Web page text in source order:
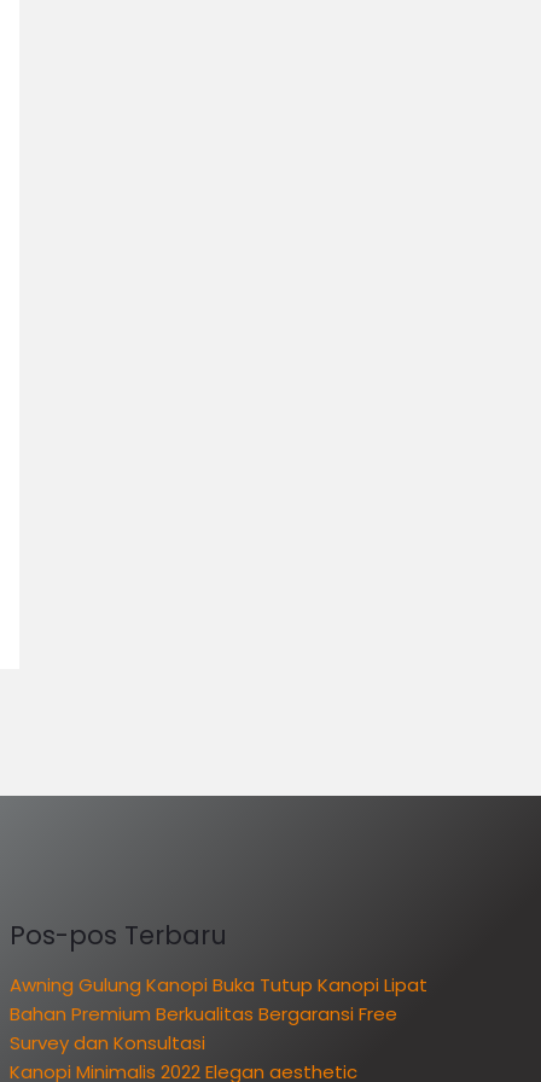
Pos-pos Terbaru
Awning Gulung Kanopi Buka Tutup Kanopi Lipat
Bahan Premium Berkualitas Bergaransi Free
Survey dan Konsultasi
Kanopi Minimalis 2022 Elegan aesthetic